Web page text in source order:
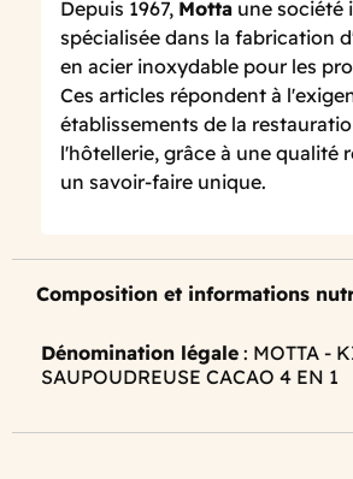
Depuis 1967, Motta une société
spécialisée dans la fabrication
en acier inoxydable pour les
Ces articles répondent à
établissements de la
l'hôtellerie, grâce à une qualité
un savoir-faire unique.
Composition et informations
Dénomination légale : MOTTA -
SAUPOUDREUSE CACAO 4 EN 1